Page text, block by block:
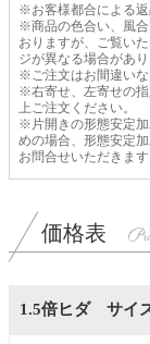
※お客様都合による
※商品の色合い、風
おりますが、ご覧い
ジが異なる場合があり
※ご注文はお間違いな
※右寄せ、左寄せの
上ご注文ください。
※片開きの形態安定
めの場合、形態安定
お問合せいただきま
価格表
1.5倍ヒダ サイ